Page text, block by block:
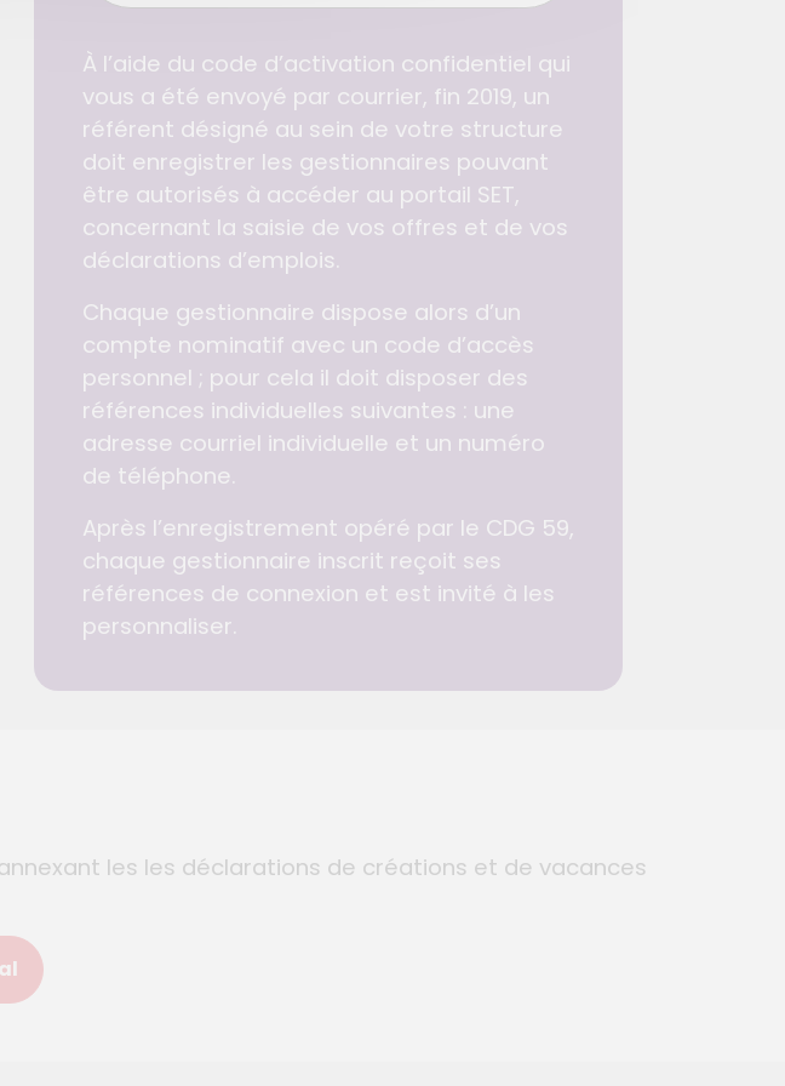
À l’aide du code d’activation confidentiel qui
vous a été envoyé par courrier, fin 2019, un
référent désigné au sein de votre structure
doit enregistrer les gestionnaires pouvant
être autorisés à accéder au portail SET,
concernant la saisie de vos offres et de vos
déclarations d’emplois.
Chaque gestionnaire dispose alors d’un
compte nominatif avec un code d’accès
personnel ; pour cela il doit disposer des
références individuelles suivantes : une
adresse courriel individuelle et un numéro
de téléphone.
Après l’enregistrement opéré par le CDG 59,
chaque gestionnaire inscrit reçoit ses
références de connexion et est invité à les
personnaliser.
les les déclarations de créations et de vacances